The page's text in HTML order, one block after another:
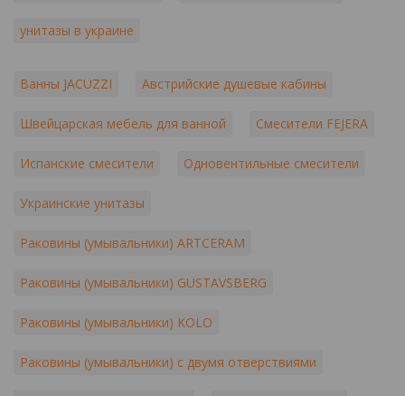
унитазы в украине
Ванны JACUZZI Австрийские душевые кабины
Швейцарская мебель для ванной Смесители FEJERA
Испанские смесители Одновентильные смесители
Украинские унитазы
Раковины (умывальники) ARTCERAM
Раковины (умывальники) GUSTAVSBERG
Раковины (умывальники) KOLO
Раковины (умывальники) с двумя отверствиями